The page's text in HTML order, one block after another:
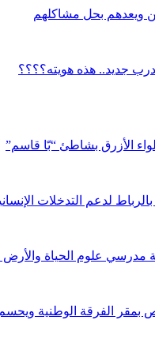
ويعدهم بحل مشاكلهم
جديد.. هذه هويته؟؟؟؟
الأزرق بشاطئ “بّا قاسم”
مدرسي علوم الحياة والأرض
بمقر الفرقة الوطنية